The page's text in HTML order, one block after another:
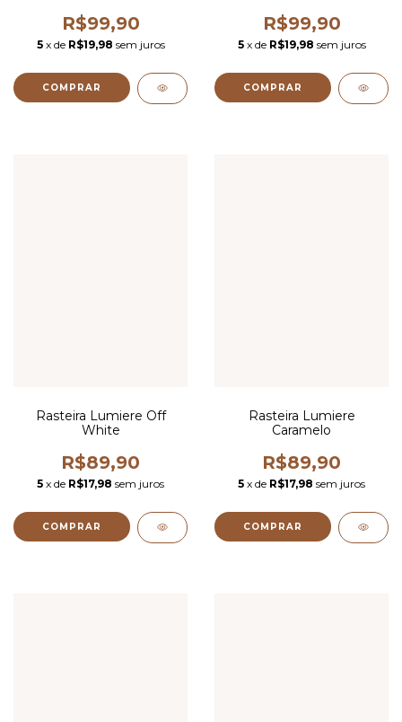
R$99,90
5 x de R$19,98 sem juros
COMPRAR
R$99,90
5 x de R$19,98 sem juros
COMPRAR
Rasteira Lumiere Off
White
R$89,90
5 x de R$17,98 sem juros
COMPRAR
Rasteira Lumiere
Caramelo
R$89,90
5 x de R$17,98 sem juros
COMPRAR